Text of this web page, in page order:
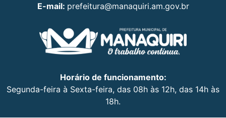
E-mail: prefeitura@manaquiri.am.gov.br
Horário de funcionamento:
Segunda-feira à Sexta-feira, das 08h às 12h, das 14h às
18h.